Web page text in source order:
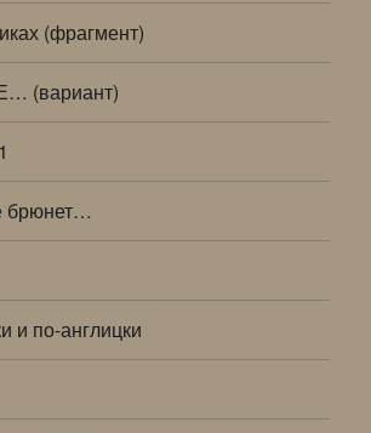
(фрагмент)
(вариант)
брюнет…
и по-англицки